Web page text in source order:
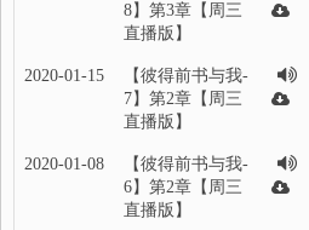
8】第3章【周三
直播版】
2020-01-15
【彼得前书与我-
7】第2章【周三
直播版】
2020-01-08
【彼得前书与我-
6】第2章【周三
直播版】